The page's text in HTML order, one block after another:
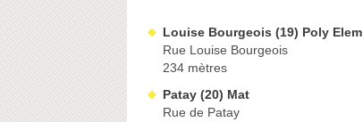
Louise Bourgeois (19) Poly Elem
Rue Louise Bourgeois
234 mètres
Patay (20) Mat
Rue de Patay